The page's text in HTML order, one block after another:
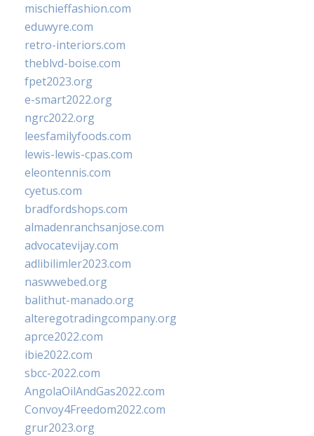
mischieffashion.com
eduwyre.com
retro-interiors.com
theblvd-boise.com
fpet2023.org
e-smart2022.org
ngrc2022.org
leesfamilyfoods.com
lewis-lewis-cpas.com
eleontennis.com
cyetus.com
bradfordshops.com
almadenranchsanjose.com
advocatevijay.com
adlibilimler2023.com
naswwebed.org
balithut-manado.org
alteregotradingcompany.org
aprce2022.com
ibie2022.com
sbcc-2022.com
AngolaOilAndGas2022.com
Convoy4Freedom2022.com
grur2023.org